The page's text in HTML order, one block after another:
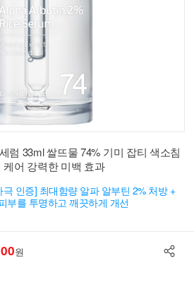
럼 33ml 쌀뜨물 74% 기미 잡티 색소침
케어 강력한 미백 효과
인증] 최대함량 알파 알부틴 2% 처방 +
부를 투명하고 깨끗하게 개선
원